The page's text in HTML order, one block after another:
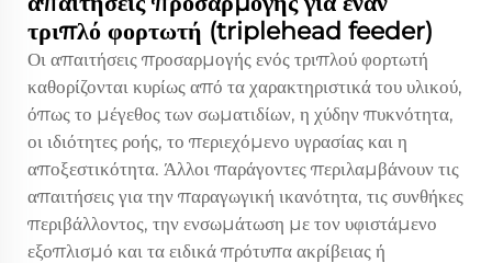
τριπλό φορτωτή (triplehead feeder)
Οι απαιτήσεις προσαρμογής ενός τριπλού φορτωτή
καθορίζονται κυρίως από τα χαρακτηριστικά του υλικού,
όπως το μέγεθος των σωματιδίων, η χύδην πυκνότητα,
οι ιδιότητες ροής, το περιεχόμενο υγρασίας και η
αποξεστικότητα. Άλλοι παράγοντες περιλαμβάνουν τις
απαιτήσεις για την παραγωγική ικανότητα, τις συνθήκες
περιβάλλοντος, την ενσωμάτωση με τον υφιστάμενο
εξοπλισμό και τα ειδικά πρότυπα ακρίβειας ή